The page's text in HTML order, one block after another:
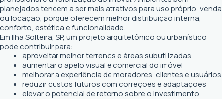
planejados tendem a ser mais atrativos para uso próprio, venda
ou locação, porque oferecem melhor distribuição interna,
conforto, estética e funcionalidade.
Em Ilha Solteira, SP, um projeto arquitetônico ou urbanístico
pode contribuir para:
aproveitar melhor terrenos e áreas subutilizadas
aumentar o apelo visual e comercial do imóvel
melhorar a experiência de moradores, clientes e usuários
reduzir custos futuros com correções e adaptações
elevar o potencial de retorno sobre o investimento